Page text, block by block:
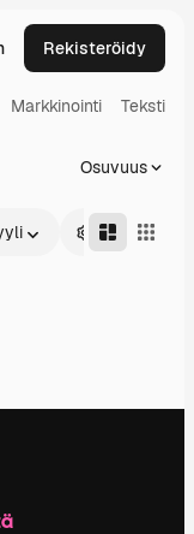
Rekisteröidy
Markkinointi Teksti
Osuvuus
Edistynyt